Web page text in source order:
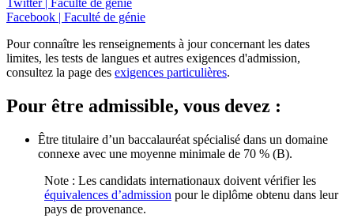
Twitter | Faculté de génie
Facebook | Faculté de génie
Pour connaître les renseignements à jour concernant les dates
limites, les tests de langues et autres exigences d'admission,
consultez la page des exigences particulières.
Pour être admissible, vous devez :
Être titulaire d’un baccalauréat spécialisé dans un domaine
connexe avec une moyenne minimale de 70 % (B).
Note : Les candidats internationaux doivent vérifier les
équivalences d’admission pour le diplôme obtenu dans leur
pays de provenance.